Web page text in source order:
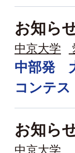
お知ら
中京大学
中部発
コンテ
お知ら
中京大学